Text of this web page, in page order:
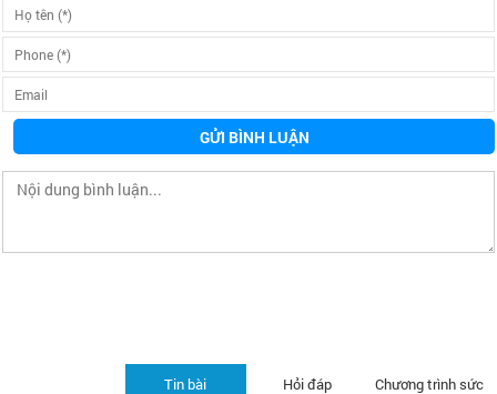
GỬI BÌNH LUẬN
Chương trình sức
Hỏi đáp
Tin bài